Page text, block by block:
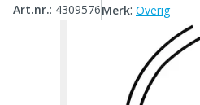
Art.nr.: 4309576Merk: Overig